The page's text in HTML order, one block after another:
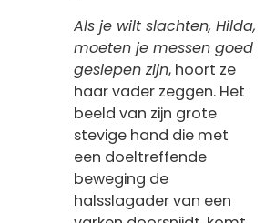
Als je wilt slachten, Hilda,
moeten je messen goed
geslepen zijn, hoort ze
haar vader zeggen. Het
beeld van zijn grote
stevige hand die met
een doeltreffende
beweging de
halsslagader van een